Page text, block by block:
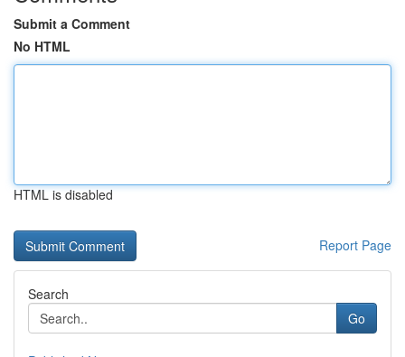
Submit a Comment
No HTML
HTML is disabled
Report Page
Search
Go